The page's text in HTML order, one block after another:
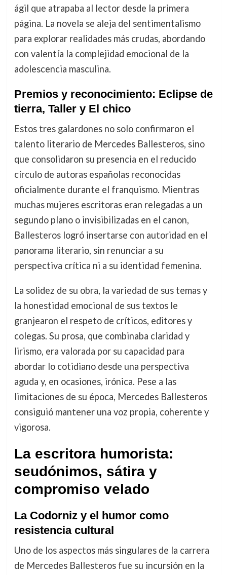
ágil que atrapaba al lector desde la primera
página. La novela se aleja del sentimentalismo
para explorar realidades más crudas, abordando
con valentía la complejidad emocional de la
adolescencia masculina.
Premios y reconocimiento: Eclipse de
tierra, Taller y El chico
Estos tres galardones no solo confirmaron el
talento literario de Mercedes Ballesteros, sino
que consolidaron su presencia en el reducido
círculo de autoras españolas reconocidas
oficialmente durante el franquismo. Mientras
muchas mujeres escritoras eran relegadas a un
segundo plano o invisibilizadas en el canon,
Ballesteros logró insertarse con autoridad en el
panorama literario, sin renunciar a su
perspectiva crítica ni a su identidad femenina.
La solidez de su obra, la variedad de sus temas y
la honestidad emocional de sus textos le
granjearon el respeto de críticos, editores y
colegas. Su prosa, que combinaba claridad y
lirismo, era valorada por su capacidad para
abordar lo cotidiano desde una perspectiva
aguda y, en ocasiones, irónica. Pese a las
limitaciones de su época, Mercedes Ballesteros
consiguió mantener una voz propia, coherente y
vigorosa.
La escritora humorista:
seudónimos, sátira y
compromiso velado
La Codorniz y el humor como
resistencia cultural
Uno de los aspectos más singulares de la carrera
de Mercedes Ballesteros fue su incursión en la